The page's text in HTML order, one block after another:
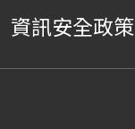
資訊安全政策